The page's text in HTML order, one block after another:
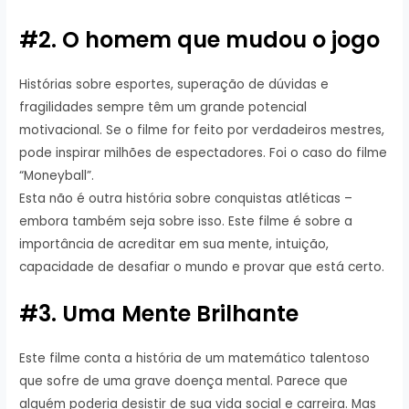
#2. O homem que mudou o jogo
Histórias sobre esportes, superação de dúvidas e
fragilidades sempre têm um grande potencial
motivacional. Se o filme for feito por verdadeiros mestres,
pode inspirar milhões de espectadores. Foi o caso do filme
“Moneyball”.
Esta não é outra história sobre conquistas atléticas –
embora também seja sobre isso. Este filme é sobre a
importância de acreditar em sua mente, intuição,
capacidade de desafiar o mundo e provar que está certo.
#3. Uma Mente Brilhante
Este filme conta a história de um matemático talentoso
que sofre de uma grave doença mental. Parece que
alguém poderia desistir de sua vida social e carreira. Mas